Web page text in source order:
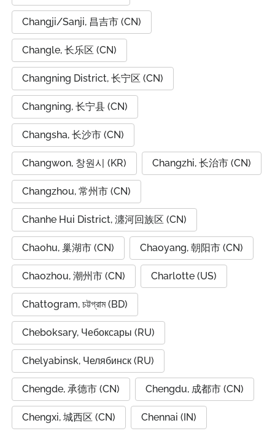
Changji/Sanji, 昌吉市 (CN)
Changle, 长乐区 (CN)
Changning District, 长宁区 (CN)
Changning, 长宁县 (CN)
Changsha, 长沙市 (CN)
Changwon, 창원시 (KR) Changzhi, 长治市 (CN)
Changzhou, 常州市 (CN)
Chanhe Hui District, 瀍河回族区 (CN)
Chaohu, 巢湖市 (CN) Chaoyang, 朝阳市 (CN)
Chaozhou, 潮州市 (CN) Charlotte (US)
Chattogram, চট্টগ্রাম (BD)
Cheboksary, Чебоксары (RU)
Chelyabinsk, Челябинск (RU)
Chengde, 承德市 (CN) Chengdu, 成都市 (CN)
Chengxi, 城西区 (CN) Chennai (IN)